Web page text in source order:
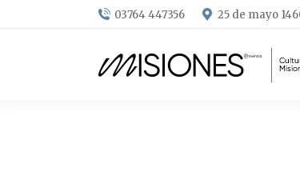
03764 447356 25 de mayo